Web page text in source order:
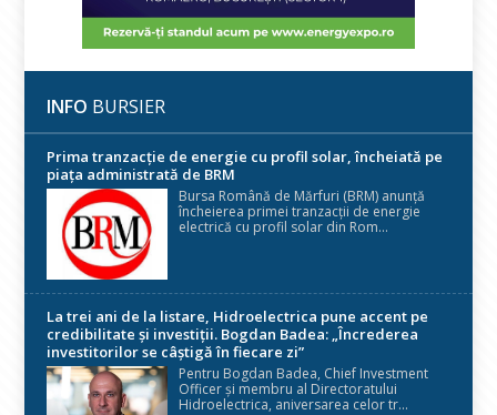
INFO BURSIER
Prima tranzacție de energie cu profil solar, încheiată pe
piața administrată de BRM
Bursa Română de Mărfuri (BRM) anunță
încheierea primei tranzacții de energie
electrică cu profil solar din Rom...
La trei ani de la listare, Hidroelectrica pune accent pe
credibilitate și investiții. Bogdan Badea: „Încrederea
investitorilor se câștigă în fiecare zi”
Pentru Bogdan Badea, Chief Investment
Officer și membru al Directoratului
Hidroelectrica, aniversarea celor tr...